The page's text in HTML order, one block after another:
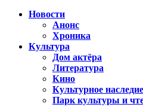
Новости
Анонс
Хроника
Культура
Дом актёра
Литература
Кино
Культурное наследие
Парк культуры и